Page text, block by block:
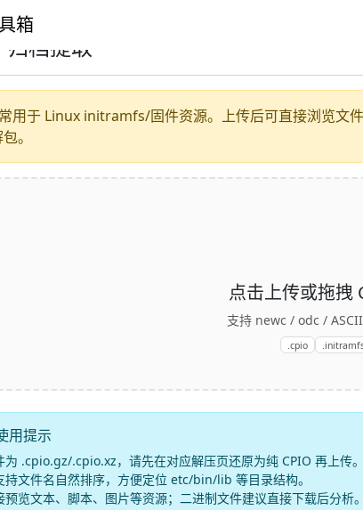
箱
归档提取
用于 Linux initramfs/固件资源。上传后可直接浏览文
。
点击上传或拖拽
支持 newc / odc /
.cpio
用提示
为 .cpio.gz/.cpio.xz，请先在对应解压页还原为纯 CPIO 再上传。
持文件名自然排序，方便定位 etc/bin/lib 等目录结构。
预览文本、脚本、图片等资源；二进制文件建议直接下载后分析。